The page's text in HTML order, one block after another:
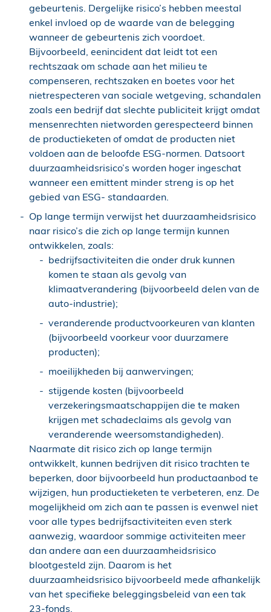
gebeurtenis. Dergelijke risico’s hebben meestal
enkel invloed op de waarde van de belegging
wanneer de gebeurtenis zich voordoet.
Bijvoorbeeld, eenincident dat leidt tot een
rechtszaak om schade aan het milieu te
compenseren, rechtszaken en boetes voor het
nietrespecteren van sociale wetgeving, schandalen
zoals een bedrijf dat slechte publiciteit krijgt omdat
mensenrechten nietworden gerespecteerd binnen
de productieketen of omdat de producten niet
voldoen aan de beloofde ESG-normen. Datsoort
duurzaamheidsrisico’s worden hoger ingeschat
wanneer een emittent minder streng is op het
gebied van ESG- standaarden.
Op lange termijn verwijst het duurzaamheidsrisico
naar risico’s die zich op lange termijn kunnen
ontwikkelen, zoals:
bedrijfsactiviteiten die onder druk kunnen
komen te staan als gevolg van
klimaatverandering (bijvoorbeeld delen van de
auto-industrie);
veranderende productvoorkeuren van klanten
(bijvoorbeeld voorkeur voor duurzamere
producten);
moeilijkheden bij aanwervingen;
stijgende kosten (bijvoorbeeld
verzekeringsmaatschappijen die te maken
krijgen met schadeclaims als gevolg van
veranderende weersomstandigheden).
Naarmate dit risico zich op lange termijn
ontwikkelt, kunnen bedrijven dit risico trachten te
beperken, door bijvoorbeeld hun productaanbod te
wijzigen, hun productieketen te verbeteren, enz. De
mogelijkheid om zich aan te passen is evenwel niet
voor alle types bedrijfsactiviteiten even sterk
aanwezig, waardoor sommige activiteiten meer
dan andere aan een duurzaamheidsrisico
blootgesteld zijn. Daarom is het
duurzaamheidsrisico bijvoorbeeld mede afhankelijk
van het specifieke beleggingsbeleid van een tak
23-fonds.